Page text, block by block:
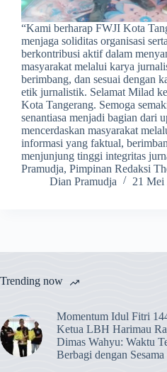
​“Kami berharap FWJI Kota
menjaga soliditas organisasi
berkontribusi aktif dalam
masyarakat melalui karya
berimbang, dan sesuai dengan
etik jurnalistik. Selamat Milad
Kota Tangerang. Semoga
senantiasa menjadi bagian dari
mencerdaskan masyarakat
informasi yang faktual,
menjunjung tinggi integritas
Pramudja, Pimpinan Redaksi
Dian Pramudja
21 Mei
Trending now
Momentum Idul Fitri
Ketua LBH Harimau
Dimas Wahyu: Waktu
Berbagi dengan Sesama